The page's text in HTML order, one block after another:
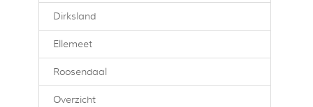
Dirksland
Ellemeet
Roosendaal
Overzicht